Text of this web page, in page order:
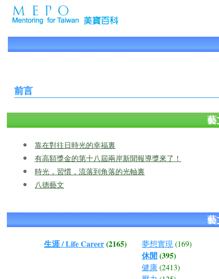
前言
藝
靠在對往日時光的幸福裏
有高額獎金的第十八屆兩岸新聞報導獎來了！
時光，習慣，流落到角落的光軸裏
八德藝文
藝
生涯 / Life Career(2165) 夢想實現(169)
休閒(395)
健康(2413)